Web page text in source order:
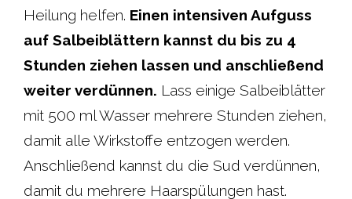
Heilung helfen. Einen intensiven Aufguss
auf Salbeiblättern kannst du bis zu 4
Stunden ziehen lassen und anschließend
weiter verdünnen. Lass einige Salbeiblätter
mit 500 ml Wasser mehrere Stunden ziehen,
damit alle Wirkstoffe entzogen werden.
Anschließend kannst du die Sud verdünnen,
damit du mehrere Haarspülungen hast.